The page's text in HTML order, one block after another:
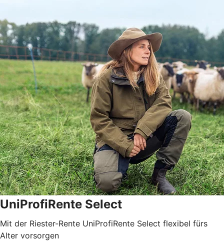
UniProfiRente Select
Mit der Riester-Rente UniProfiRente Select flexibel fürs
Alter vorsorgen